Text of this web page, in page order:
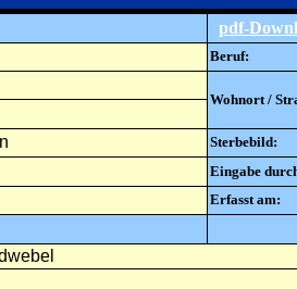
pdf-
Beruf:
Wohnort /
Sterbebild:
Eingabe
Erfasst am: